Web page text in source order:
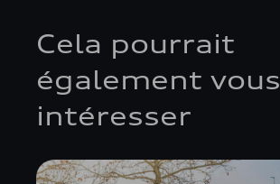
Cela pourrait
également vous
intéresser